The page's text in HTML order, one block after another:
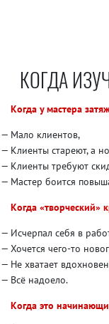
КОГДА
Когда у мастера
Мало клиентов,
Клиенты стареют, а
Клиенты требуют
Мастер боится
Когда «творческий»
Исчерпал себя в
Хочется чего-то
Не хватает
Всё надоело.
Когда это